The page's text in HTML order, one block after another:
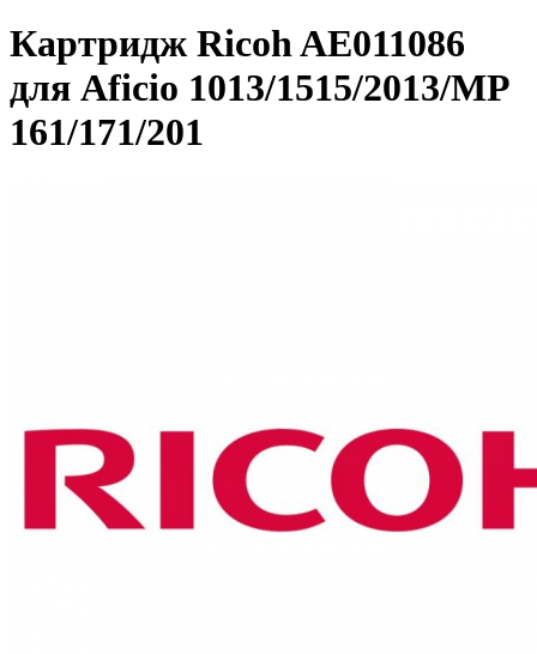
Картридж Ricoh AE011086
для Aficio 1013/1515/2013/MP
161/171/201